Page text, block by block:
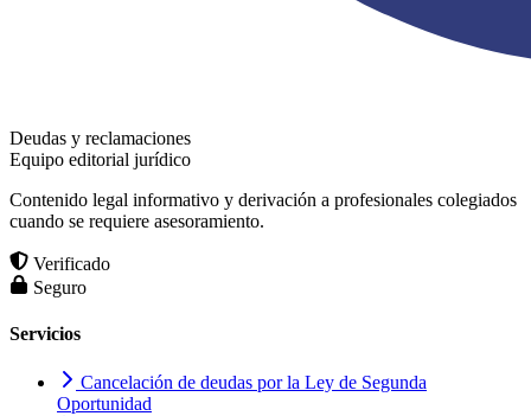
Deudas y reclamaciones
Equipo editorial jurídico
Contenido legal informativo y derivación a profesionales colegiados
cuando se requiere asesoramiento.
Verificado
Seguro
Servicios
Cancelación de deudas por la Ley de Segunda
Oportunidad